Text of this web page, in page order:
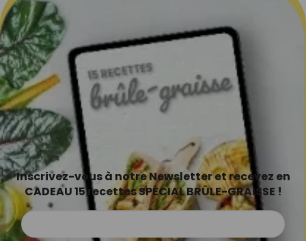
Inscrivez-vous à notre Newsletter et recevez en
CADEAU 15 recettes SPÉCIAL BRÛLE-GRAISSE !